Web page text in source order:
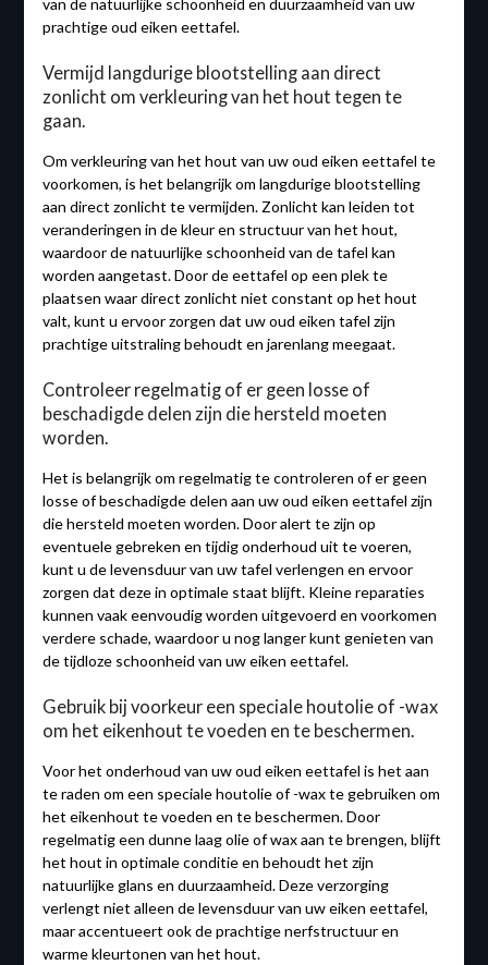
van de natuurlijke schoonheid en duurzaamheid van uw
prachtige oud eiken eettafel.
Vermijd langdurige blootstelling aan direct
zonlicht om verkleuring van het hout tegen te
gaan.
Om verkleuring van het hout van uw oud eiken eettafel te
voorkomen, is het belangrijk om langdurige blootstelling
aan direct zonlicht te vermijden. Zonlicht kan leiden tot
veranderingen in de kleur en structuur van het hout,
waardoor de natuurlijke schoonheid van de tafel kan
worden aangetast. Door de eettafel op een plek te
plaatsen waar direct zonlicht niet constant op het hout
valt, kunt u ervoor zorgen dat uw oud eiken tafel zijn
prachtige uitstraling behoudt en jarenlang meegaat.
Controleer regelmatig of er geen losse of
beschadigde delen zijn die hersteld moeten
worden.
Het is belangrijk om regelmatig te controleren of er geen
losse of beschadigde delen aan uw oud eiken eettafel zijn
die hersteld moeten worden. Door alert te zijn op
eventuele gebreken en tijdig onderhoud uit te voeren,
kunt u de levensduur van uw tafel verlengen en ervoor
zorgen dat deze in optimale staat blijft. Kleine reparaties
kunnen vaak eenvoudig worden uitgevoerd en voorkomen
verdere schade, waardoor u nog langer kunt genieten van
de tijdloze schoonheid van uw eiken eettafel.
Gebruik bij voorkeur een speciale houtolie of -wax
om het eikenhout te voeden en te beschermen.
Voor het onderhoud van uw oud eiken eettafel is het aan
te raden om een speciale houtolie of -wax te gebruiken om
het eikenhout te voeden en te beschermen. Door
regelmatig een dunne laag olie of wax aan te brengen, blijft
het hout in optimale conditie en behoudt het zijn
natuurlijke glans en duurzaamheid. Deze verzorging
verlengt niet alleen de levensduur van uw eiken eettafel,
maar accentueert ook de prachtige nerfstructuur en
warme kleurtonen van het hout.